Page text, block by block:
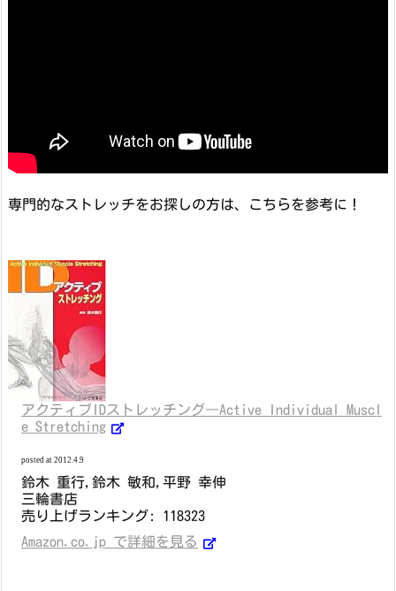
専門的なストレッチをお探しの方は、こちらを参考に！
アクティブIDストレッチング―Active Individual Muscl
e Stretching
posted at 2012.4.9
鈴木 重行,鈴木 敏和,平野 幸伸
三輪書店
売り上げランキング: 118323
Amazon.co.jp で詳細を見る